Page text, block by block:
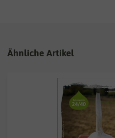
Ähnliche Artikel